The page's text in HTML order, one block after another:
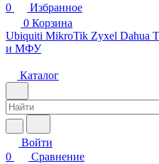
0
Избранное
0 Корзина
Ubiquiti MikroTik Zyxel Dahua
и МФУ
Каталог
Войти
0
Сравнение